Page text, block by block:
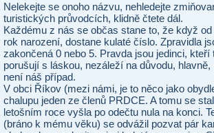
Nelekejte se onoho názvu, nehledejte
turistických průvodcích, klidně čtete dál.
Každému z nás se občas stane to, že když
rok narození, dostane kulaté číslo. Zpravidla
zakončená 0 nebo 5. Pravda jsou jedinci, kteří
porušují s láskou, nezáleží na důvodu,
není náš případ.
V obci Říkov (mezi námi, je to něco jako
chalupu jeden ze členů PRDCE. A tomu se
letošním roce vyšla po odečtu nula na konci.
(bráno k mému věku) se odvážil pozvat pár